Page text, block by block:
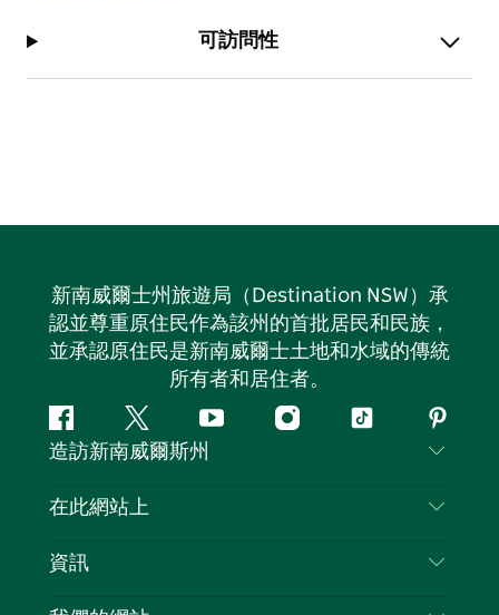
可訪問性
新南威爾士州旅遊局（Destination NSW）承
認並尊重原住民作為該州的首批居民和民族，
並承認原住民是新南威爾士土地和水域的傳統
所有者和居住者。
Facebook嘰
嘰
喳
Youtube Instagram
抖
造訪新南威爾斯州
聯絡我們
隱私
在此網站上
目的地
資訊
旅行資訊